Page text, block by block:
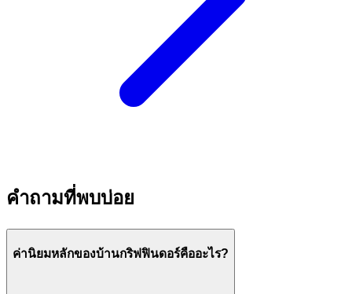
คำถามที่พบบ่อย
ค่านิยมหลักของบ้านกริฟฟินดอร์คืออะไร?